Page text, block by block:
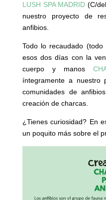
LUSH SPA MADRID (C/
nuestro proyecto de
anfibios.
Todo lo recaudado
esos dos días con la
cuerpo y manos
íntegramente a nuestro
comunidades de
creación de charcas.
¿Tienes curiosidad? En
un poquito más sobre el